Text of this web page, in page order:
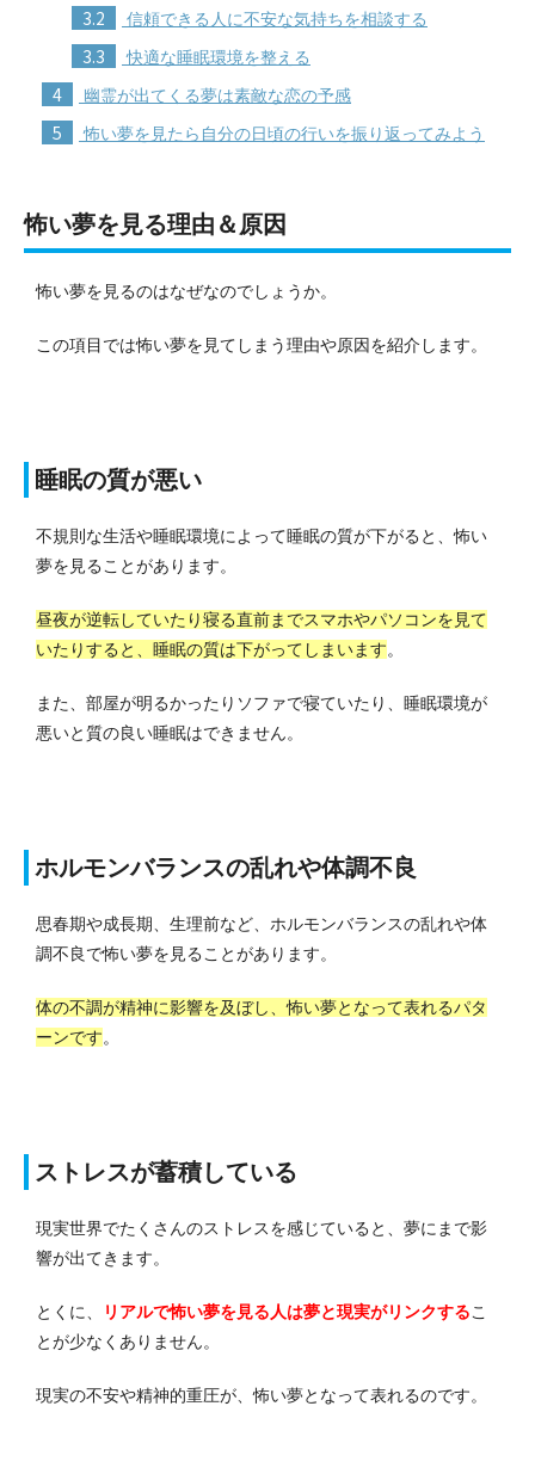
3.2 信頼できる人に不安な気持ちを相談する
3.3 快適な睡眠環境を整える
4 幽霊が出てくる夢は素敵な恋の予感
5 怖い夢を見たら自分の日頃の行いを振り返ってみよう
怖い夢を見る理由＆原因
怖い夢を見るのはなぜなのでしょうか。
この項目では怖い夢を見てしまう理由や原因を紹介します。
睡眠の質が悪い
不規則な生活や睡眠環境によって睡眠の質が下がると、怖い
夢を見ることがあります。
昼夜が逆転していたり寝る直前までスマホやパソコンを見て
いたりすると、睡眠の質は下がってしまいます。
また、部屋が明るかったりソファで寝ていたり、睡眠環境が
悪いと質の良い睡眠はできません。
ホルモンバランスの乱れや体調不良
思春期や成長期、生理前など、ホルモンバランスの乱れや体
調不良で怖い夢を見ることがあります。
体の不調が精神に影響を及ぼし、怖い夢となって表れるパタ
ーンです。
ストレスが蓄積している
現実世界でたくさんのストレスを感じていると、夢にまで影
響が出てきます。
とくに、 リアルで怖い夢を見る人は夢と現実がリンクするこ
とが少なくありません。
現実の不安や精神的重圧が、怖い夢となって表れるのです。